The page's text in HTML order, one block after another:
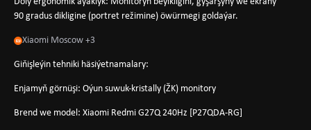
90 gradus dikligine (portret režimine) öwürmegi goldaýar.
Xiaomi Moscow +3
Giňişleýin tehniki häsiýetnamalary:
Enjamyň görnüşi: Oýun suwuk-kristally (ŽK) monitory
Brend we model: Xiaomi Redmi G27Q 240Hz [P27QDA-RG]